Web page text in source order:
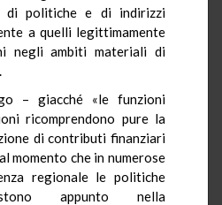
di politiche e di indirizzi
a quelli legittimamente
negli ambiti materiali di
– giacché «le funzioni
ricomprendono pure la
di contributi finanziari
momento che in numerose
regionale le politiche
appunto nella